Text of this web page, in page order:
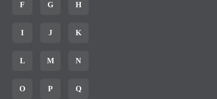
F G H
I J K
L M N
O P Q